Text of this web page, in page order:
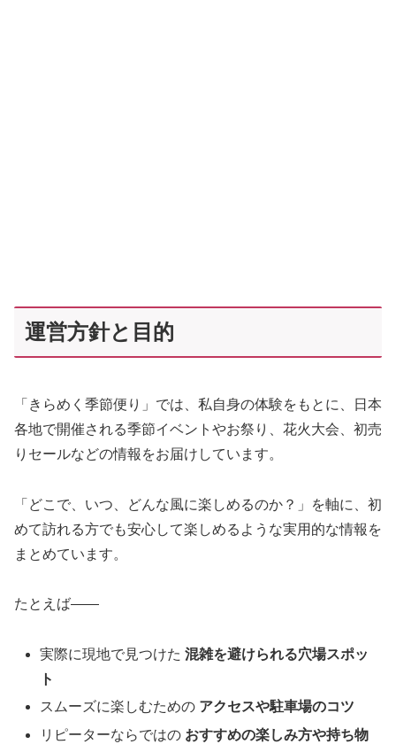
運営方針と目的
「きらめく季節便り」では、私自身の体験をもとに、日本
各地で開催される季節イベントやお祭り、花火大会、初売
りセールなどの情報をお届けしています。
「どこで、いつ、どんな風に楽しめるのか？」を軸に、初
めて訪れる方でも安心して楽しめるような実用的な情報を
まとめています。
たとえば――
実際に現地で見つけた混雑を避けられる穴場スポッ
ト
スムーズに楽しむための アクセスや駐車場のコツ
リピーターならではの おすすめの楽しみ方や持ち物